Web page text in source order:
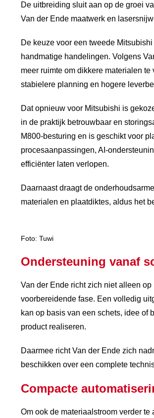
De uitbreiding sluit aan op de groei
Van der Ende maatwerk en
De keuze voor een tweede
handmatige handelingen. Volgens
meer ruimte om dikkere materialen
stabielere planning en hogere
Dat opnieuw voor Mitsubishi is
in de praktijk betrouwbaar en
M800-besturing en is geschikt voor
procesaanpassingen, AI-
efficiënter laten verlopen.
Daarnaast draagt de
materialen en plaatdiktes, aldus het
Foto: Tuwi
Ondersteuning vanaf
Van der Ende richt zich niet alleen
voorbereidende fase. Een volledig
kan op basis van een schets, idee of
product realiseren.
Daarmee richt Van der Ende zich
beschikken over een complete
Compacte
Om ook de materiaalstroom verder